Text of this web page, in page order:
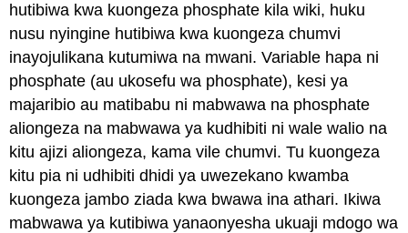
hutibiwa kwa kuongeza phosphate kila wiki, huku
nusu nyingine hutibiwa kwa kuongeza chumvi
inayojulikana kutumiwa na mwani. Variable hapa ni
phosphate (au ukosefu wa phosphate), kesi ya
majaribio au matibabu ni mabwawa na phosphate
aliongeza na mabwawa ya kudhibiti ni wale walio na
kitu ajizi aliongeza, kama vile chumvi. Tu kuongeza
kitu pia ni udhibiti dhidi ya uwezekano kwamba
kuongeza jambo ziada kwa bwawa ina athari. Ikiwa
mabwawa ya kutibiwa yanaonyesha ukuaji mdogo wa